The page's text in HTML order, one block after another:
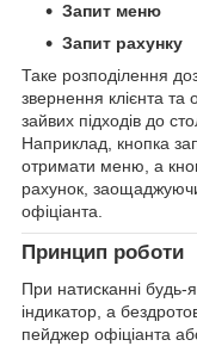
Запит меню
Запит рахунку
Таке розподілення
звернення клієнта та
зайвих підходів до
Наприклад, кнопка
отримати меню, а
рахунок,
офіціанта.
Принцип роботи
При натисканні будь-
індикатор, а
пейджер офіціанта